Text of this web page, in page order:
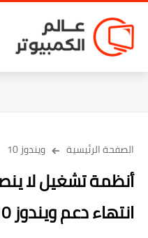
الصفحة الرئيسية ويندوز 10
أنظمة تشغيل لا
انتهاء دعم ويندوز 10